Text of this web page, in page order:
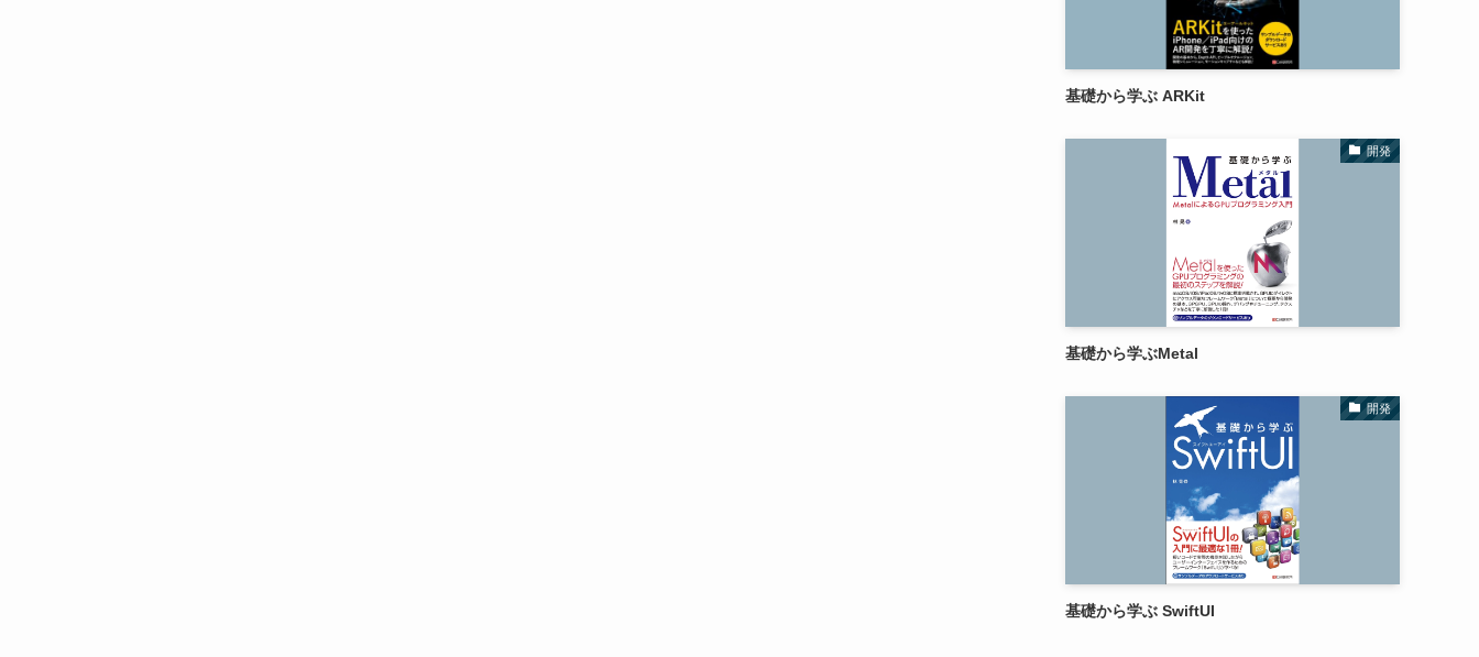
基礎から学ぶ ARKit
開発
基礎から学ぶMetal
開発
基礎から学ぶ SwiftUI